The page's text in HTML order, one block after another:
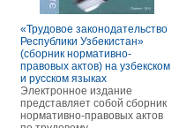
«Трудовое законодательство
Республики Узбекистан»
(сборник нормативно-
правовых актов) на узбекском
и русском языках
Электронное издание
представляет собой сборник
нормативно-правовых актов